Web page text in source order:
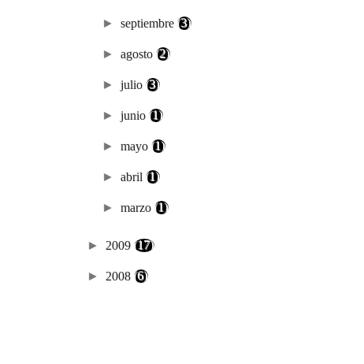
►septiembre(3)
►agosto(2)
►julio(3)
►junio(1)
►mayo(1)
►abril(1)
►marzo(1)
► 2009 (17)
► 2008 (6)